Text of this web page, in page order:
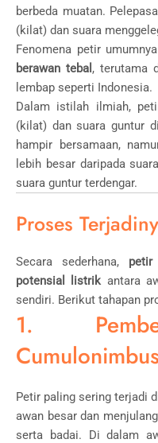
berbeda muatan.
(kilat) dan suara
Fenomena petir
berawan tebal , terutama
lembap seperti Indonesia.
Dalam istilah ilmiah,
(kilat) dan suara guntur
hampir bersamaan,
lebih besar daripada
suara guntur terdengar.
Proses
Secara sederhana,
potensial listrik antara
sendiri. Berikut tahapan
1.
Cumulonimbus
Petir paling sering terjadi
awan besar dan
serta badai. Di dalam